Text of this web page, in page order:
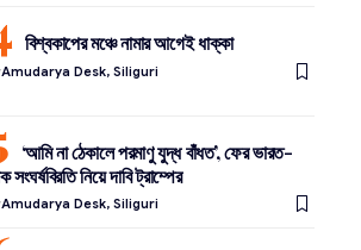
বিশ্বকাপের মঞ্চে নামার আগেই ধাক্কা
Amudarya Desk, Siliguri
‘আমি না ঠেকালে পরমাণু যুদ্ধ বাঁধত’, ফের ভারত-
সংঘর্ষবিরতি নিয়ে দাবি ট্রাম্পের
Amudarya Desk, Siliguri